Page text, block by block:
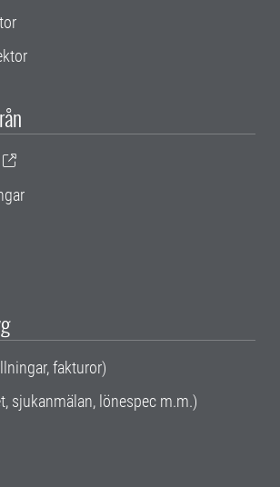
fakturor)
sjukanmälan, lönespec m.m.)